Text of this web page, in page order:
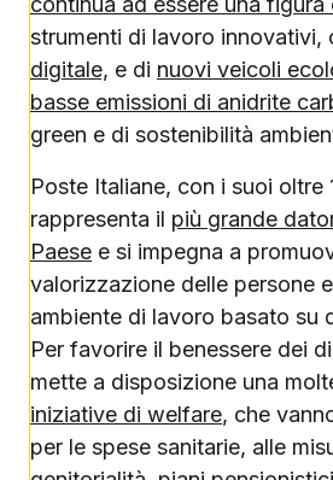
strumenti di lavoro innovativi,
digitale, e di nuovi veicoli
basse emissioni di anidrite
green e di sostenibilità
Poste Italiane, con i suoi oltre
rappresenta il più grande
Paese e si impegna a
valorizzazione delle persone
ambiente di lavoro basato su
Per favorire il benessere dei
mette a disposizione una
iniziative di welfare, che
per le spese sanitarie, alle